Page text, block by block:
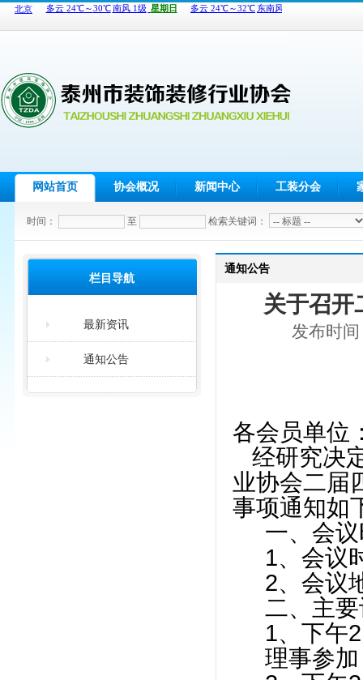
网站首页 协会概况 新闻中心 工装分会
时间： 至 检索关键词：
栏目导航
最新资讯
通知公告
通知公告
关于召开
发布时
各会员单位
经研究决
业协会二届
事项通知如
一、会
1、会议
2、会议
二、主
1、下午
理事参